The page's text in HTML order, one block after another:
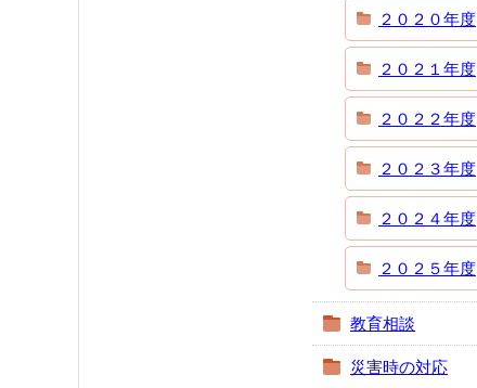
２０２０年度
２０２１年度
２０２２年度
２０２３年度
２０２４年度
２０２５年度
教育相談
災害時の対応